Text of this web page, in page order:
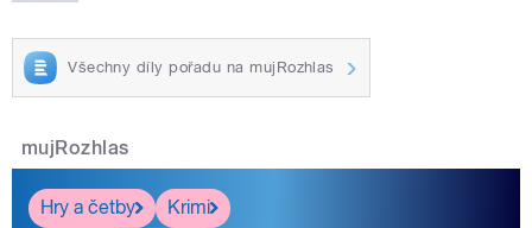
Všechny díly pořadu na mujRozhlas
mujRozhlas
Hry a četby
Krimi